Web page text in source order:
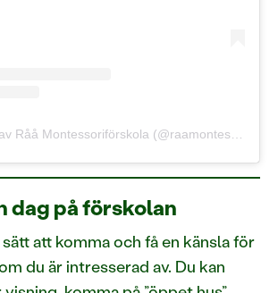
dag på förskolan
att komma och få en känsla för
du är intresserad av. Du kan